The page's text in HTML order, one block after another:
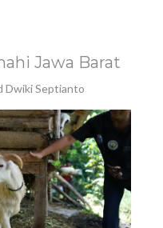
Jawa Barat
Dwiki Septianto